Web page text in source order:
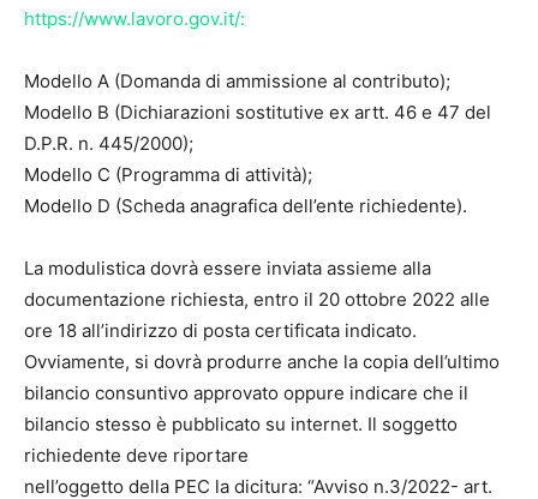
https://www.lavoro.gov.it/:
Modello A (Domanda di ammissione al contributo);
Modello B (Dichiarazioni sostitutive ex artt. 46 e 47 del
D.P.R. n. 445/2000);
Modello C (Programma di attività);
Modello D (Scheda anagrafica dell’ente richiedente).
La modulistica dovrà essere inviata assieme alla
documentazione richiesta, entro il 20 ottobre 2022 alle
ore 18 all’indirizzo di posta certificata indicato.
Ovviamente, si dovrà produrre anche la copia dell’ultimo
bilancio consuntivo approvato oppure indicare che il
bilancio stesso è pubblicato su internet. Il soggetto
richiedente deve riportare
nell’oggetto della PEC la dicitura: “Avviso n.3/2022- art.